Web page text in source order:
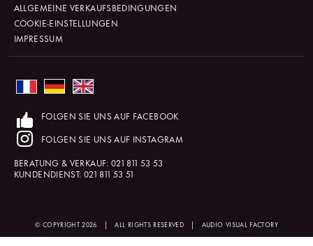
ALLGEMEINE VERKAUFSBEDINGUNGEN
COOKIE-EINSTELLUNGEN
IMPRESSUM
FOLGEN SIE UNS AUF FACEBOOK
FOLGEN SIE UNS AUF INSTAGRAM
BERATUNG & VERKAUF: 021 811 53 53
KUNDENDIENST: 021 811 53 51
© COPYRIGHT 2026 | ALL RIGHTS RESERVED | AUDIO VISUAL FACTORY